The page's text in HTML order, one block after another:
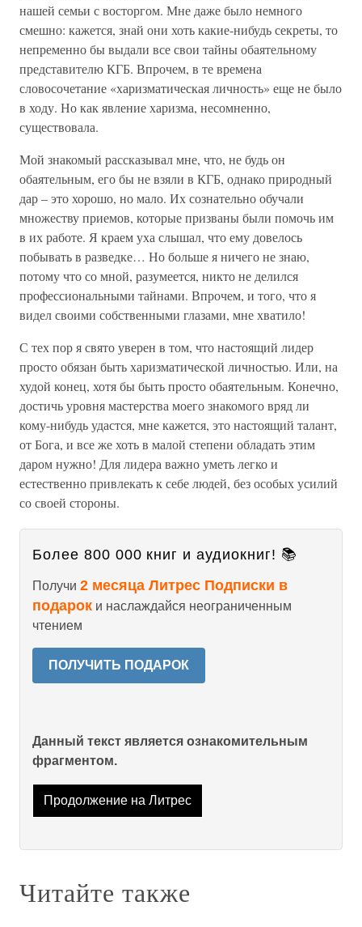
нашей семьи с восторгом. Мне даже было немного
смешно: кажется, знай они хоть какие-нибудь секреты, то
непременно бы выдали все свои тайны обаятельному
представителю КГБ. Впрочем, в те времена
словосочетание «харизматическая личность» еще не было
в ходу. Но как явление харизма, несомненно,
существовала.
Мой знакомый рассказывал мне, что, не будь он
обаятельным, его бы не взяли в КГБ, однако природный
дар – это хорошо, но мало. Их сознательно обучали
множеству приемов, которые призваны были помочь им
в их работе. Я краем уха слышал, что ему довелось
побывать в разведке… Но больше я ничего не знаю,
потому что со мной, разумеется, никто не делился
профессиональными тайнами. Впрочем, и того, что я
видел своими собственными глазами, мне хватило!
С тех пор я свято уверен в том, что настоящий лидер
просто обязан быть харизматической личностью. Или, на
худой конец, хотя бы быть просто обаятельным. Конечно,
достичь уровня мастерства моего знакомого вряд ли
кому-нибудь удастся, мне кажется, это настоящий талант,
от Бога, и все же хоть в малой степени обладать этим
даром нужно! Для лидера важно уметь легко и
естественно привлекать к себе людей, без особых усилий
со своей стороны.
Более 800 000 книг и аудиокниг! 📚
Получи 2 месяца Литрес Подписки в
подарок и наслаждайся неограниченным
чтением
ПОЛУЧИТЬ ПОДАРОК
Данный текст является ознакомительным
фрагментом.
Продолжение на Литрес
Читайте также